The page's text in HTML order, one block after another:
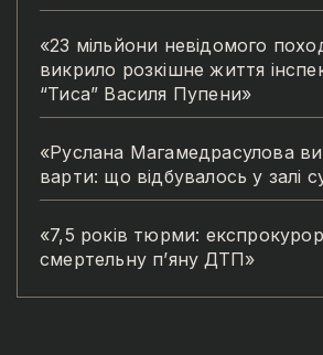
«23 мільйони невідомого
викрило розкішне життя
“Тиса” Василя Пупени»
«Руслана Магамедрасулова
варти: що відбувалось у залі
«7,5 років тюрми:
смертельну п’яну ДТП»